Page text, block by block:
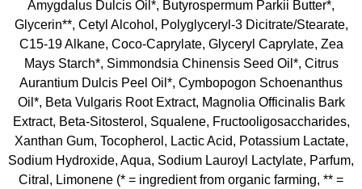
Amygdalus Dulcis Oil*, Butyrospermum Parkii Butter*,
Glycerin**, Cetyl Alcohol, Polyglyceryl-3 Dicitrate/Stearate,
C15-19 Alkane, Coco-Caprylate, Glyceryl Caprylate, Zea
Mays Starch*, Simmondsia Chinensis Seed Oil*, Citrus
Aurantium Dulcis Peel Oil*, Cymbopogon Schoenanthus
Oil*, Beta Vulgaris Root Extract, Magnolia Officinalis Bark
Extract, Beta-Sitosterol, Squalene, Fructooligosaccharides,
Xanthan Gum, Tocopherol, Lactic Acid, Potassium Lactate,
Sodium Hydroxide, Aqua, Sodium Lauroyl Lactylate, Parfum,
Citral, Limonene (* = ingredient from organic farming, ** =